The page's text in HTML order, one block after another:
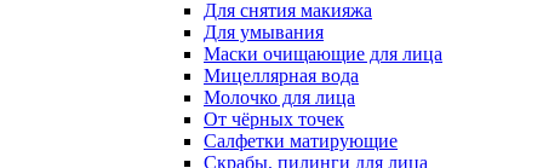
Для снятия макияжа
Для умывания
Маски очищающие для лица
Мицеллярная вода
Молочко для лица
От чёрных точек
Салфетки матирующие
Скрабы, пилинги для лица